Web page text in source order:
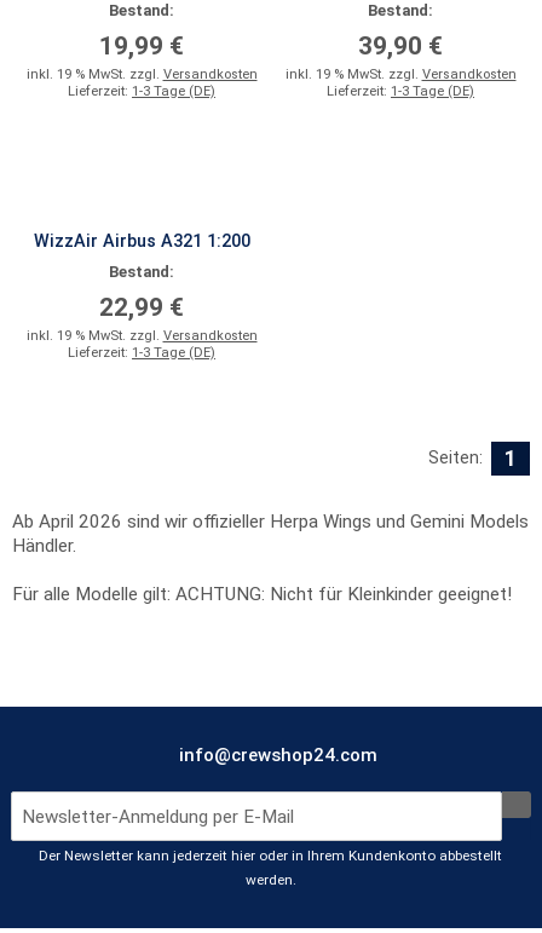
Bestand:
19,99 €
inkl. 19 % MwSt. zzgl. Versandkosten
Lieferzeit: 1-3 Tage (DE)
Bestand:
39,90 €
inkl. 19 % MwSt. zzgl. Versandkosten
Lieferzeit: 1-3 Tage (DE)
WizzAir Airbus A321 1:200
Bestand:
22,99 €
inkl. 19 % MwSt. zzgl. Versandkosten
Lieferzeit: 1-3 Tage (DE)
Seiten: 1
Ab April 2026 sind wir offizieller Herpa Wings und Gemini Models
Händler.
Für alle Modelle gilt: ACHTUNG: Nicht für Kleinkinder geeignet!
info@crewshop24.com
Der Newsletter kann jederzeit hier oder in Ihrem Kundenkonto abbestellt
werden.